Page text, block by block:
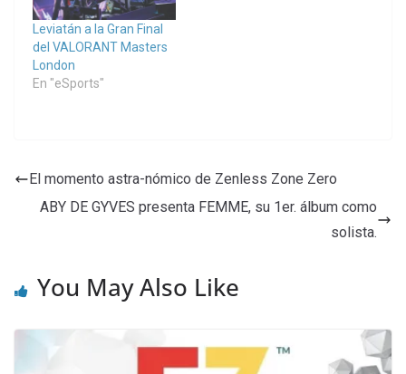
Leviatán a la Gran Final
del VALORANT Masters
London
En "eSports"
El momento astra-nómico de Zenless Zone Zero
ABY DE GYVES presenta FEMME, su 1er. álbum como
solista.
You May Also Like